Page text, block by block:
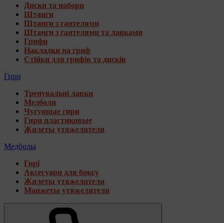
Диски та набори
Штанги
Штанги з гантелями
Штанги з гантелями та лавками
Грифи
Накладки на гриф
Стійки для грифів та дисків
Гири
Тренувальні лавки
Медболи
Чугунные гири
Гири пластиковые
Жилеты утяжелители
Медболы
Гирі
Аксесуари для боксу
Жилеты утяжелители
Манжеты утяжелители